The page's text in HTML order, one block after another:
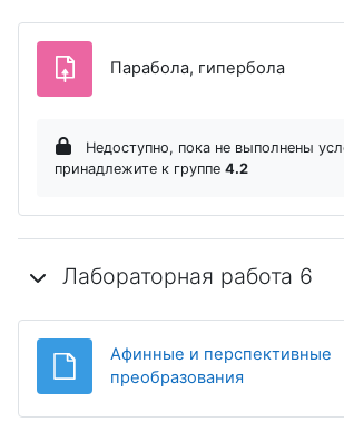
Парабола, гиперболаЗадание
Недоступно, пока не выполнены
принадлежите к группе 4.2
Лабораторная работа 6
Афинные и перспективные
преобразования